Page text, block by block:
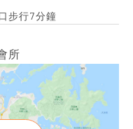
步行7分鐘
所